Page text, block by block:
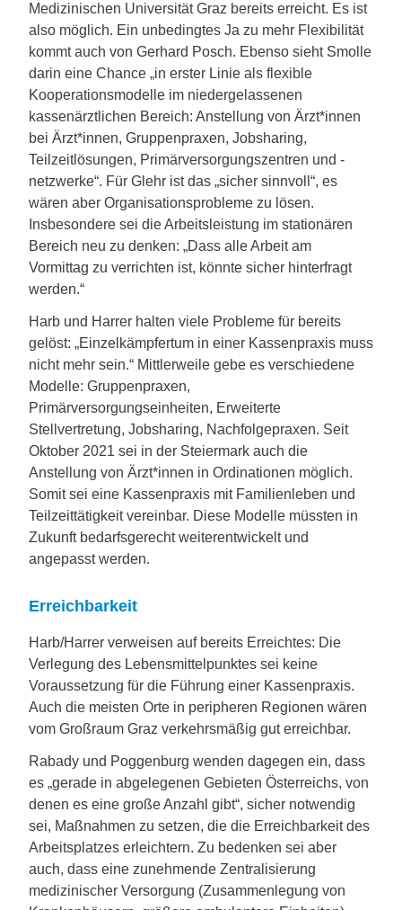
Medizinischen Universität Graz bereits erreicht. Es ist
also möglich. Ein unbedingtes Ja zu mehr Flexibilität
kommt auch von Gerhard Posch. Ebenso sieht Smolle
darin eine Chance „in erster Linie als flexible
Kooperationsmodelle im niedergelassenen
kassenärztlichen Bereich: Anstellung von Ärzt*innen
bei Ärzt*innen, Gruppenpraxen, Jobsharing,
Teilzeitlösungen, Primärversorgungszentren und -
netzwerke“. Für Glehr ist das „sicher sinnvoll“, es
wären aber Organisationsprobleme zu lösen.
Insbesondere sei die Arbeitsleistung im stationären
Bereich neu zu denken: „Dass alle Arbeit am
Vormittag zu verrichten ist, könnte sicher hinterfragt
werden.“
Harb und Harrer halten viele Probleme für bereits
gelöst: „Einzelkämpfertum in einer Kassenpraxis muss
nicht mehr sein.“ Mittlerweile gebe es verschiedene
Modelle: Gruppenpraxen,
Primärversorgungseinheiten, Erweiterte
Stellvertretung, Jobsharing, Nachfolgepraxen. Seit
Oktober 2021 sei in der Steiermark auch die
Anstellung von Ärzt*innen in Ordinationen möglich.
Somit sei eine Kassenpraxis mit Familienleben und
Teilzeittätigkeit vereinbar. Diese Modelle müssten in
Zukunft bedarfsgerecht weiterentwickelt und
angepasst werden.
Erreichbarkeit
Harb/Harrer verweisen auf bereits Erreichtes: Die
Verlegung des Lebensmittelpunktes sei keine
Voraussetzung für die Führung einer Kassenpraxis.
Auch die meisten Orte in peripheren Regionen wären
vom Großraum Graz verkehrsmäßig gut erreichbar.
Rabady und Poggenburg wenden dagegen ein, dass
es „gerade in abgelegenen Gebieten Österreichs, von
denen es eine große Anzahl gibt“, sicher notwendig
sei, Maßnahmen zu setzen, die die Erreichbarkeit des
Arbeitsplatzes erleichtern. Zu bedenken sei aber
auch, dass eine zunehmende Zentralisierung
medizinischer Versorgung (Zusammenlegung von